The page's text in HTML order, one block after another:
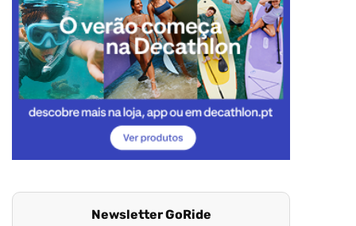
Newsletter GoRide